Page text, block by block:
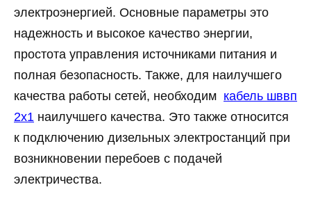
электроэнергией. Основные параметры это
надежность и высокое качество энергии,
простота управления источниками питания и
полная безопасность. Также, для наилучшего
качества работы сетей, необходим кабель шввп
2х1 наилучшего качества. Это также относится
к подключению дизельных электростанций при
возникновении перебоев с подачей
электричества.